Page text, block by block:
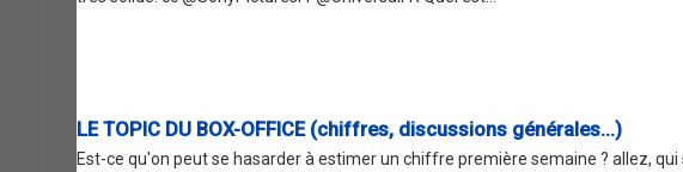
LE TOPIC DU BOX-OFFICE (chiffres, discussions générales...)
Est-ce qu'on peut se hasarder à estimer un chiffre première semaine ? allez,